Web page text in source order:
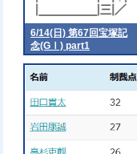
6/14(日) 第67回宝塚記
念(GⅠ) part1